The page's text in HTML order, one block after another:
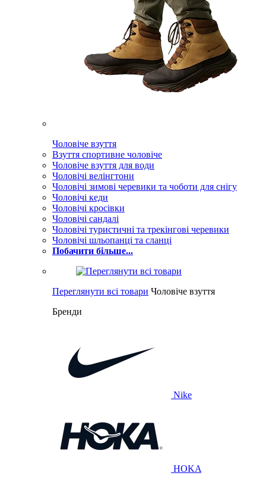
Чоловіче взуття
Взуття спортивне чоловіче
Чоловіче взуття для води
Чоловічі велінгтони
Чоловічі зимові черевики та чоботи для снігу
Чоловічі кеди
Чоловічі кросівки
Чоловічі сандалі
Чоловічі туристичні та трекінгові черевики
Чоловічі шльопанці та сланці
Побачити більше...
Переглянути всі товари Чоловіче взуття
Бренди
Nike
HOKA